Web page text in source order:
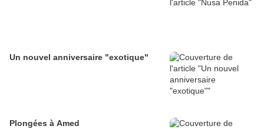
Un nouvel anniversaire "exotique"
Plongées à Amed